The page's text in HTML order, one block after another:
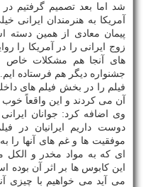
شد اما بعد تصمیم گرفتیم
آمریكا به هنرمندان ایرانی
پیمان معادی از همین دسته
زوج ایرانی را در آمریكا را
های آنجا هم مشكلات خاص
جشنواره دیگر هم فرستاده
فیلم را در بخش فیلم های
آن می كردند و این واقعاً
وی اضافه كرد: جوانان
دوست داریم ایرانیان در
موفقیت ها و غم های آنها را
ای كه به مواد مخدر و الكل
این كابوس ها بر اثر آن
می آید می خواهیم با چیزی